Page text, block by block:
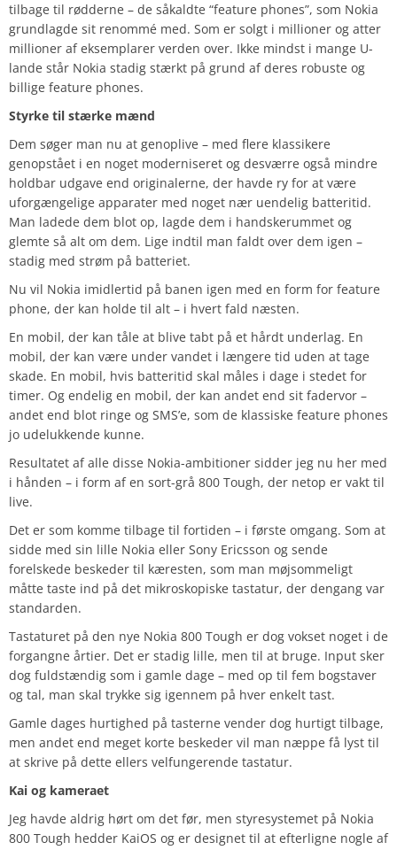
tilbage til rødderne – de såkaldte “feature phones”, som Nokia
grundlagde sit renommé med. Som er solgt i millioner og atter
millioner af eksemplarer verden over. Ikke mindst i mange U-
lande står Nokia stadig stærkt på grund af deres robuste og
billige feature phones.
Styrke til stærke mænd
Dem søger man nu at genoplive – med flere klassikere
genopstået i en noget moderniseret og desværre også mindre
holdbar udgave end originalerne, der havde ry for at være
uforgængelige apparater med noget nær uendelig batteritid.
Man ladede dem blot op, lagde dem i handskerummet og
glemte så alt om dem. Lige indtil man faldt over dem igen –
stadig med strøm på batteriet.
Nu vil Nokia imidlertid på banen igen med en form for feature
phone, der kan holde til alt – i hvert fald næsten.
En mobil, der kan tåle at blive tabt på et hårdt underlag. En
mobil, der kan være under vandet i længere tid uden at tage
skade. En mobil, hvis batteritid skal måles i dage i stedet for
timer. Og endelig en mobil, der kan andet end sit fadervor –
andet end blot ringe og SMS’e, som de klassiske feature phones
jo udelukkende kunne.
Resultatet af alle disse Nokia-ambitioner sidder jeg nu her med
i hånden – i form af en sort-grå 800 Tough, der netop er vakt til
live.
Det er som komme tilbage til fortiden – i første omgang. Som at
sidde med sin lille Nokia eller Sony Ericsson og sende
forelskede beskeder til kæresten, som man møjsommeligt
måtte taste ind på det mikroskopiske tastatur, der dengang var
standarden.
Tastaturet på den nye Nokia 800 Tough er dog vokset noget i de
forgangne årtier. Det er stadig lille, men til at bruge. Input sker
dog fuldstændig som i gamle dage – med op til fem bogstaver
og tal, man skal trykke sig igennem på hver enkelt tast.
Gamle dages hurtighed på tasterne vender dog hurtigt tilbage,
men andet end meget korte beskeder vil man næppe få lyst til
at skrive på dette ellers velfungerende tastatur.
Kai og kameraet
Jeg havde aldrig hørt om det før, men styresystemet på Nokia
800 Tough hedder KaiOS og er designet til at efterligne nogle af